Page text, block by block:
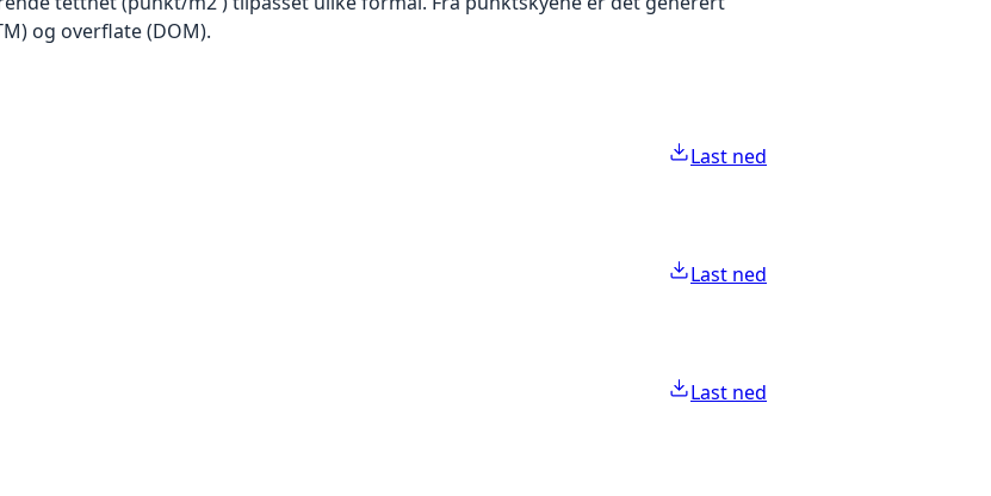
og overflate (DOM).
Last ned
Last ned
Last ned